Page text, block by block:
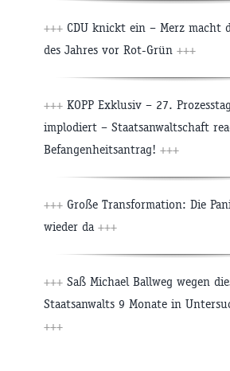
+++ CDU knickt ein – Merz macht
des Jahres vor Rot-Grün +++
+++ KOPP Exklusiv – 27.
implodiert – Staatsanwaltschaft
Befangenheitsantrag! +++
+++ Große Transformation: Die
wieder da +++
+++ Saß Michael Ballweg wegen
Staatsanwalts 9 Monate in
+++